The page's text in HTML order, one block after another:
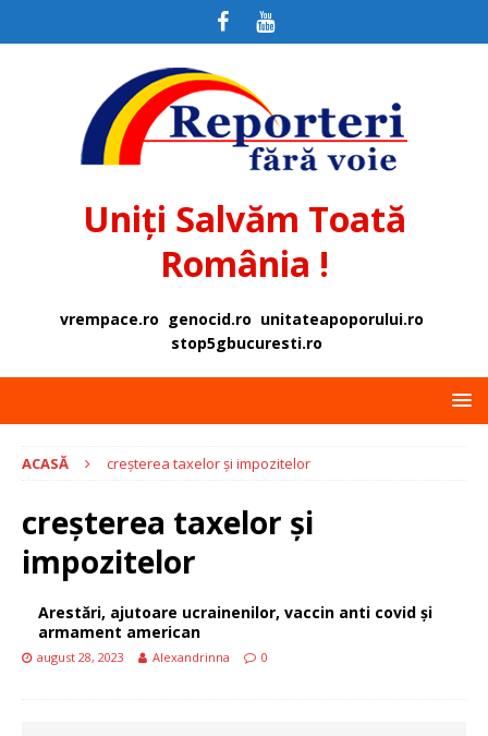
Uniți Salvăm Toată
România !
vrempace.ro genocid.ro unitateapoporului.ro
stop5gbucuresti.ro
ACASĂ creșterea taxelor și impozitelor
creșterea taxelor și
impozitelor
Arestări, ajutoare ucrainenilor, vaccin anti covid și
armament american
august 28, 2023 Alexandrinna 0